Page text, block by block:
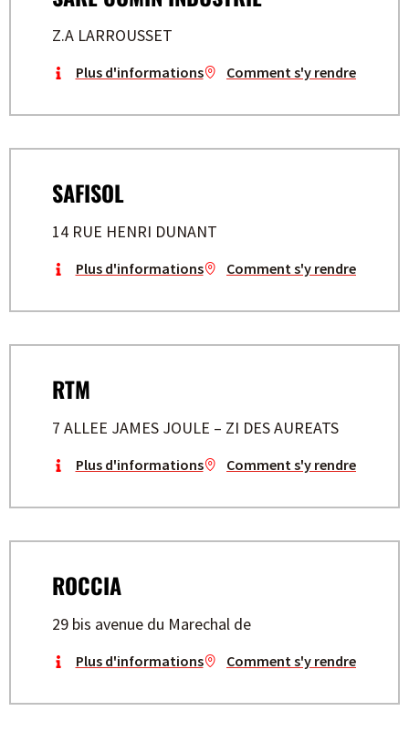
Z.A LARROUSSET
Plus d'informations Comment s'y rendre
SAFISOL
14 RUE HENRI DUNANT
Plus d'informations Comment s'y rendre
RTM
7 ALLEE JAMES JOULE – ZI DES AUREATS
Plus d'informations Comment s'y rendre
ROCCIA
29 bis avenue du Marechal de
Plus d'informations Comment s'y rendre